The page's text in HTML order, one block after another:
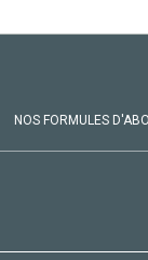
NOS FORMULES